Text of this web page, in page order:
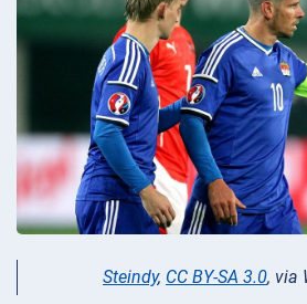
Steindy, CC BY-SA 3.0, via